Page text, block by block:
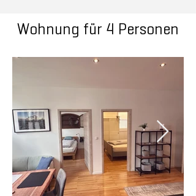
Wohnung für 4 Personen